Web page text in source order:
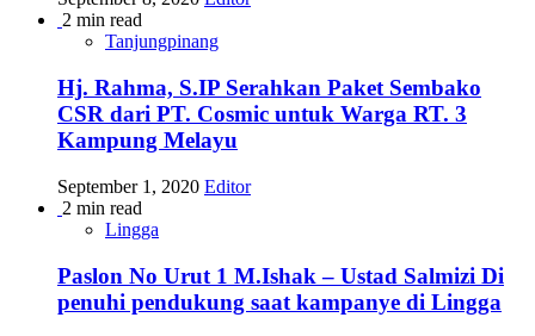
2 min read
Tanjungpinang
Hj. Rahma, S.IP Serahkan Paket Sembako
CSR dari PT. Cosmic untuk Warga RT. 3
Kampung Melayu
September 1, 2020 Editor
2 min read
Lingga
Paslon No Urut 1 M.Ishak – Ustad Salmizi Di
penuhi pendukung saat kampanye di Lingga